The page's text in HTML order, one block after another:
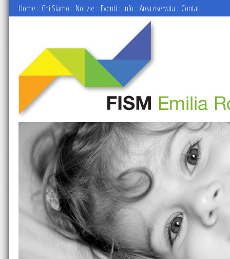
Home :: Chi Siamo :: Notizie :: Eventi :: Info ::Area riservata :: Contatti